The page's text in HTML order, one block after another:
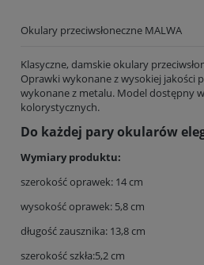
Okulary przeciwsłoneczne MALWA
Klasyczne, damskie okulary
Oprawki wykonane z wysokiej jakości
wykonane z metalu. Model dostępny
kolorystycznych.
Do każdej pary okularów
Wymiary produktu:
szerokość oprawek: 14 cm
wysokość oprawek: 5,8 cm
długość zausznika: 13,8 cm
szerokość szkła:5,2 cm